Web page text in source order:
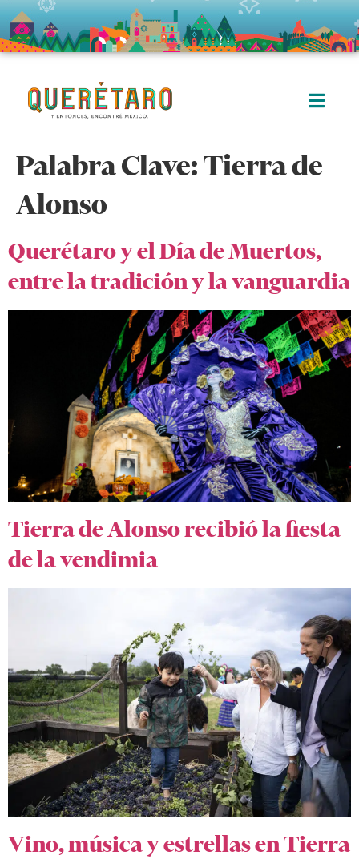
Palabra Clave:Tierra de
Alonso
Querétaro y el Día de Muertos,
entre la tradición y la vanguardia
Tierra de Alonso recibió la fiesta
de la vendimia
Vino, música y estrellas en Tierra